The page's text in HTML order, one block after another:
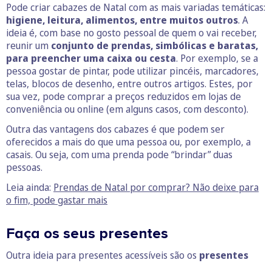
Pode criar cabazes de Natal com as mais variadas temáticas:
higiene, leitura, alimentos, entre muitos outros. A
ideia é, com base no gosto pessoal de quem o vai receber,
reunir um conjunto de prendas, simbólicas e baratas,
para preencher uma caixa ou cesta. Por exemplo, se a
pessoa gostar de pintar, pode utilizar pincéis, marcadores,
telas, blocos de desenho, entre outros artigos. Estes, por
sua vez, pode comprar a preços reduzidos em lojas de
conveniência ou online (em alguns casos, com desconto).
Outra das vantagens dos cabazes é que podem ser
oferecidos a mais do que uma pessoa ou, por exemplo, a
casais. Ou seja, com uma prenda pode “brindar” duas
pessoas.
Leia ainda: Prendas de Natal por comprar? Não deixe para
o fim, pode gastar mais
Faça os seus presentes
Outra ideia para presentes acessíveis são os presentes